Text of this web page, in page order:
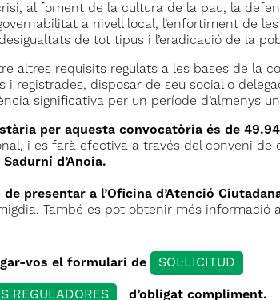
al foment de la cultura de la pau, la
a nivell local, l’enfortiment de
de tot tipus i l’eradicació de la
altres requisits regulats a les bases de la
i registrades, disposar de seu social o
significativa per un període d’almenys
per aquesta convocatòria és de
i es farà efectiva a través del conveni de
d’Anoia.
de presentar a l’Oficina d’Atenció
També es pot obtenir més informació
vos el formulari de SOL·LICITUD
REGULADORES d’obligat compliment.